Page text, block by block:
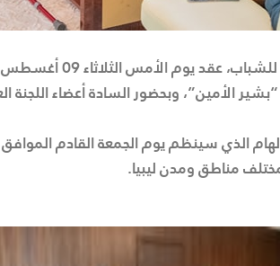
الأمين”، وبحضور السادة أعضاء اللجنة
مناطق ومدن ليبيا.